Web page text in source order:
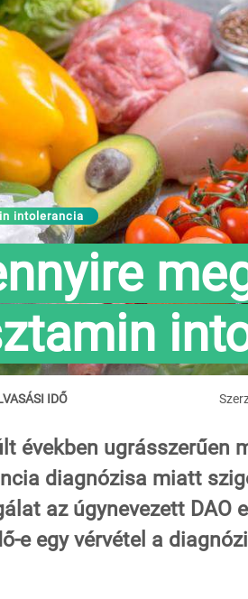
intolerancia
IDŐ
években ugrásszerűen
diagnózisa miatt
az úgynevezett DAO
e egy vérvétel a